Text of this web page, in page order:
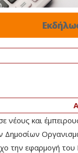
νέους και
Δημοσίων
την εφαρμογή του